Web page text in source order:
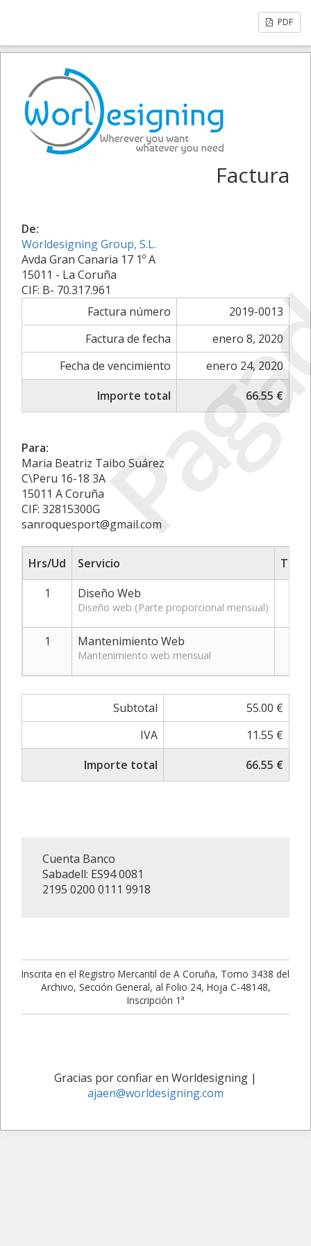
PDF
Factura
De:
Worldesigning Group, S.L.
Avda Gran Canaria 17 1º A
15011 - La Coruña
CIF: B- 70.317.961
Factura número
2019-0013
Factura de fecha
enero 8, 2020
Fecha de vencimiento
enero 24, 2020
Importe total
66.55 €
Para:
Maria Beatriz Taibo Suárez
C\Peru 16-18 3A
15011 A Coruña
CIF: 32815300G
sanroquesport@gmail.com
Hrs/Ud Servicio
1
Diseño Web
Diseño web (Parte proporcional mensual)
1 Mantenimiento Web
Mantenimiento web mensual
Subtotal
55.00 €
IVA
11.55 €
Importe total
66.55 €
Cuenta Banco
Sabadell: ES94 0081
2195 0200 0111 9918
Inscrita en el Registro Mercantil de A Coruña, Tomo 3438 del
Archivo, Sección General, al Folio 24, Hoja C-48148,
Inscripción 1ª
Gracias por confiar en Worldesigning |
ajaen@worldesigning.com